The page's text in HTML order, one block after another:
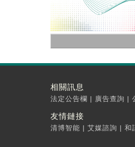
相關訊息
法定公告欄 | 廣告查詢 |
友情鏈接
清博智能 | 艾媒諮詢 | 和